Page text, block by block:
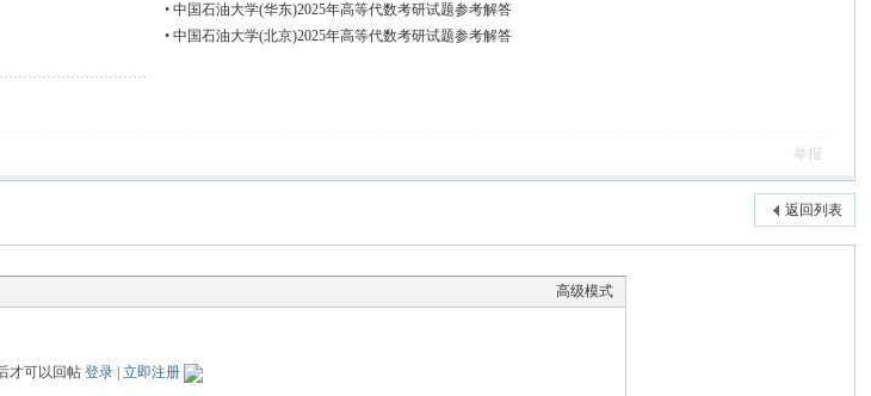
•中国石油大学(华东)2025年高等代数考研试题参考解答
•中国石油大学(北京)2025年高等代数考研试题参考解答
举报
返回列表
高级模式
才可以回帖登录 |立即注册